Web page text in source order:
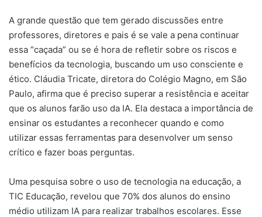
A grande questão que tem gerado discussões entre
professores, diretores e pais é se vale a pena continuar
essa “caçada” ou se é hora de refletir sobre os riscos e
benefícios da tecnologia, buscando um uso consciente e
ético. Cláudia Tricate, diretora do Colégio Magno, em São
Paulo, afirma que é preciso superar a resistência e aceitar
que os alunos farão uso da IA. Ela destaca a importância de
ensinar os estudantes a reconhecer quando e como
utilizar essas ferramentas para desenvolver um senso
crítico e fazer boas perguntas.
Uma pesquisa sobre o uso de tecnologia na educação, a
TIC Educação, revelou que 70% dos alunos do ensino
médio utilizam IA para realizar trabalhos escolares. Esse